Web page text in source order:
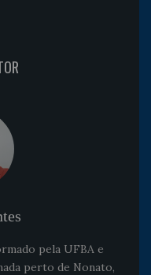
pela UFBA e
perto de Nonato,